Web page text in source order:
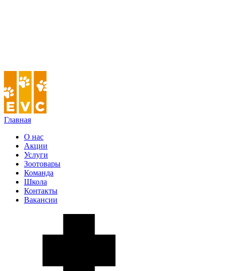
Главная
О нас
Акции
Услуги
Зоотовары
Команда
Школа
Контакты
Вакансии